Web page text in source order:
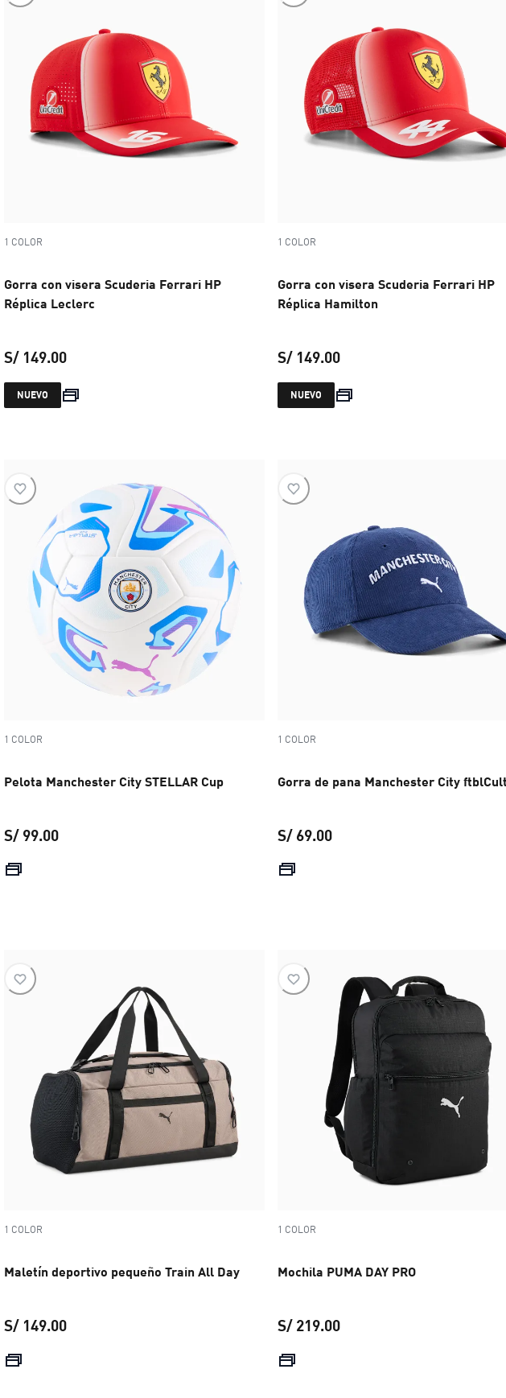
1 COLOR
Gorra con visera Scuderia Ferrari HP
Réplica Leclerc
S/ 149.00
precio actual S/ 149.00
NUEVO
1 COLOR
Gorra con visera Scuderia Ferrari HP
Réplica Hamilton
S/ 149.00
precio actual S/ 149.00
NUEVO
1 COLOR
Pelota Manchester City STELLAR Cup
S/ 99.00
1 COLOR
Gorra de pana Manchester City
S/ 69.00
1 COLOR
Maletín deportivo pequeño Train All Day
S/ 149.00
1 COLOR
Mochila PUMA DAY PRO
S/ 219.00